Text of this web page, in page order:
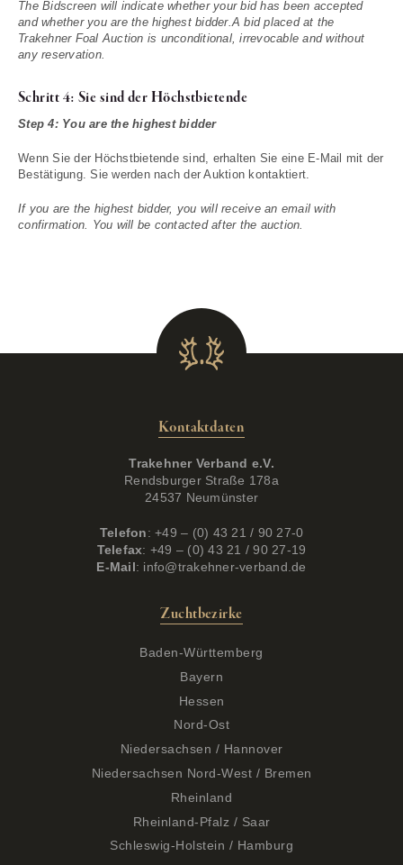
The Bidscreen will indicate whether your bid has been accepted
and whether you are the highest bidder.A bid placed at the
Trakehner Foal Auction is unconditional, irrevocable and without
any reservation.
Schritt 4: Sie sind der Höchstbietende
Step 4: You are the highest bidder
Wenn Sie der Höchstbietende sind, erhalten Sie eine E-Mail mit der
Bestätigung. Sie werden nach der Auktion kontaktiert.
If you are the highest bidder, you will receive an email with
confirmation. You will be contacted after the auction.
Kontaktdaten
Trakehner Verband e.V.
Rendsburger Straße 178a
24537 Neumünster
Telefon: +49 – (0) 43 21 / 90 27-0
Telefax: +49 – (0) 43 21 / 90 27-19
E-Mail: info@trakehner-verband.de
Zuchtbezirke
Baden-Württemberg
Bayern
Hessen
Nord-Ost
Niedersachsen / Hannover
Niedersachsen Nord-West / Bremen
Rheinland
Rheinland-Pfalz / Saar
Schleswig-Holstein / Hamburg